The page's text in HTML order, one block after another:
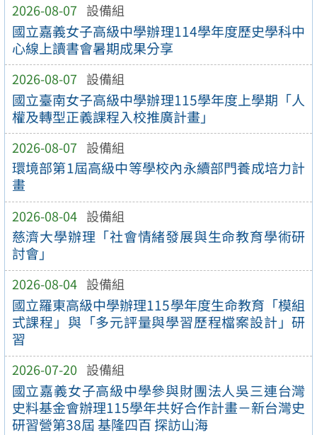
2026-08-07 設備組
國立嘉義女子高級中學辦理114學年度歷史學科中
心線上讀書會暑期成果分享
2026-08-07 設備組
國立臺南女子高級中學辦理115學年度上學期「人
權及轉型正義課程入校推廣計畫」
2026-08-07 設備組
環境部第1屆高級中等學校內永續部門養成培力計
畫
2026-08-04 設備組
慈濟大學辦理「社會情緒發展與生命教育學術研
討會」
2026-08-04 設備組
國立羅東高級中學辦理115學年度生命教育「模組
式課程」與「多元評量與學習歷程檔案設計」研
習
2026-07-20 設備組
國立嘉義女子高級中學參與財團法人吳三連台灣
史料基金會辦理115學年共好合作計畫－新台灣史
研習營第38屆 基隆四百 探訪山海